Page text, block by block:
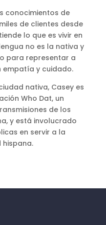
conocimientos de
de clientes desde
lo que es vivir en
no es la nativa y
para representar a
empatía y cuidado.
nativa, Casey es
Who Dat, un
de los
y está involucrado
en servir a la
hispana.